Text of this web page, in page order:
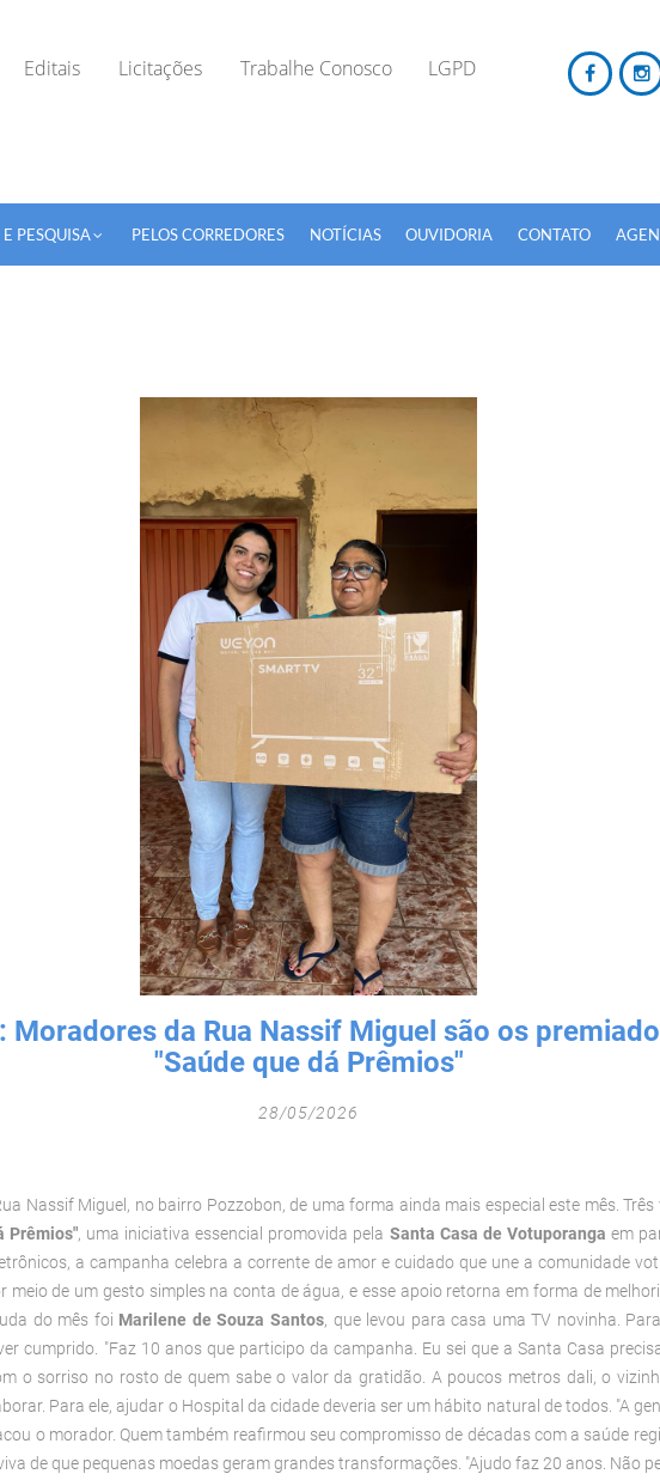
Editais Licitações Trabalhe Conosco LGPD
TODOS OS CAMPOS SÃO OBRIGATÓRIOS.
PESQUISA PELOS CORREDORES NOTÍCIAS OUVIDORIA CONTATO
Moradores da Rua Nassif Miguel são os
"Saúde que dá Prêmios"
28/05/2026
Nassif Miguel, no bairro Pozzobon, de uma forma ainda mais especial este mês.
Prêmios", uma iniciativa essencial promovida pela Santa Casa de Votuporanga em
a campanha celebra a corrente de amor e cuidado que une a comunidade
de um gesto simples na conta de água, e esse apoio retorna em forma de
do mês foi Marilene de Souza Santos, que levou para casa uma TV novinha.
cumprido.
"Faz 10 anos que participo da campanha. Eu sei que a Santa Casa
o sorriso no rosto de quem sabe o valor da gratidão. A poucos metros dali, o
Para ele, ajudar o Hospital da cidade deveria ser um hábito natural de todos. "A
o morador. Quem também reafirmou seu compromisso de décadas com a saúde
de que pequenas moedas geram grandes transformações. "Ajudo faz 20 anos. Não